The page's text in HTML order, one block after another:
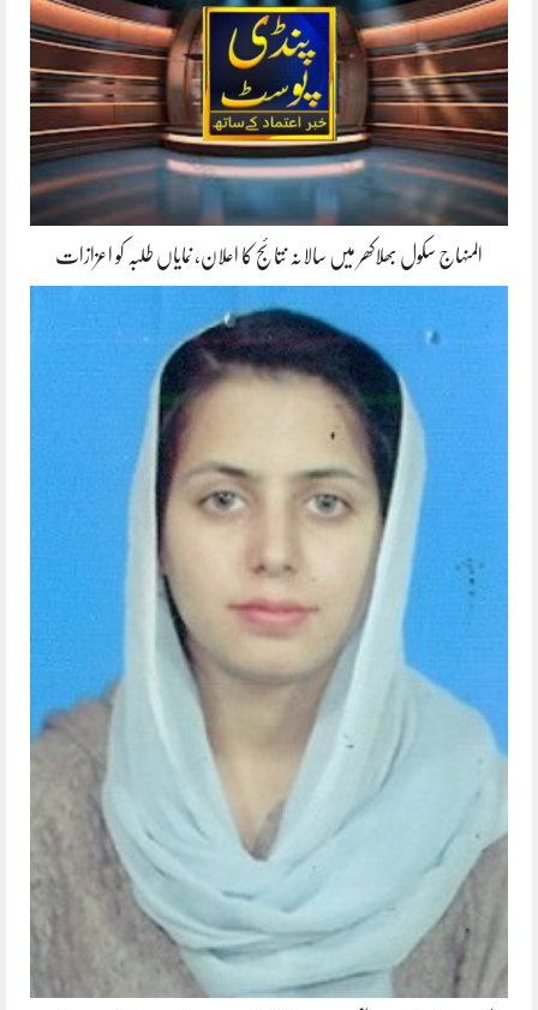
المنہاج سکول بھلاکھر میں سالانہ نتائج کا اعلان، نمایاں طلبہ کو اعزازات